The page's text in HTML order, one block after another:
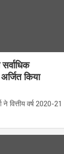
किया
वित्तीय वर्ष 2020-21